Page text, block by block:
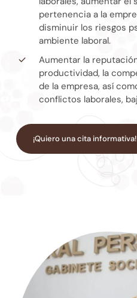
pertenencia a la
disminuir los riesgos
ambiente laboral.
Aumentar la
productividad, la
de la empresa, así
conflictos laborales,
¡Quiero una cita informativa!